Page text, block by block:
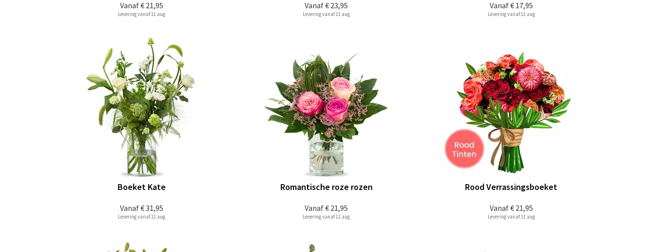
Vanaf€ 21,95
Levering vanaf 11 aug
Vanaf€ 23,95
Levering vanaf 11 aug
Vanaf€ 17,95
Levering vanaf 11 aug
Vanaf€ 31,95
Boeket Kate
Levering vanaf 11 aug
Vanaf€ 21,95
Romantische roze rozen
Levering vanaf 11 aug
Vanaf€ 21,95
Rood Verrassingsboeket
Levering vanaf 11 aug